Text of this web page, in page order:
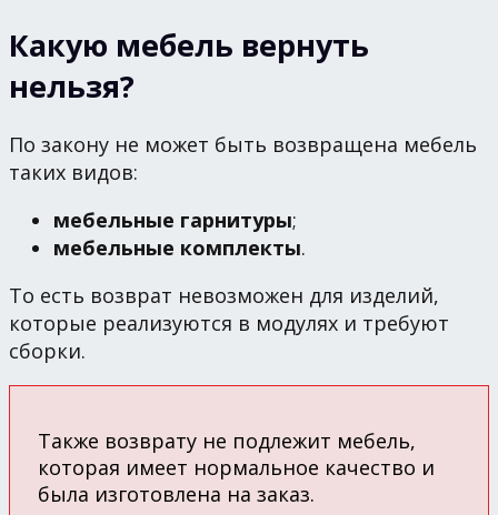
Какую мебель вернуть
нельзя?
По закону не может быть возвращена мебель
таких видов:
мебельные гарнитуры;
мебельные комплекты.
То есть возврат невозможен для изделий,
которые реализуются в модулях и требуют
сборки.
Также возврату не подлежит мебель,
которая имеет нормальное качество и
была изготовлена на заказ.